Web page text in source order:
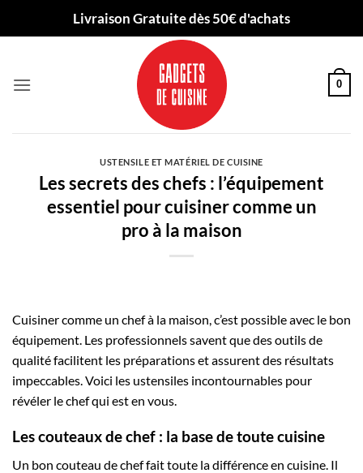
Livraison Gratuite dès 50€ d'achats
0
USTENSILE ET MATÉRIEL DE CUISINE
Les secrets des chefs : l’équipement
essentiel pour cuisiner comme un
pro à la maison
Cuisiner comme un chef à la maison, c’est possible avec le bon
équipement. Les professionnels savent que des outils de
qualité facilitent les préparations et assurent des résultats
impeccables. Voici les ustensiles incontournables pour
révéler le chef qui est en vous.
Les couteaux de chef : la base de toute cuisine
Un bon couteau de chef fait toute la différence en cuisine. Il